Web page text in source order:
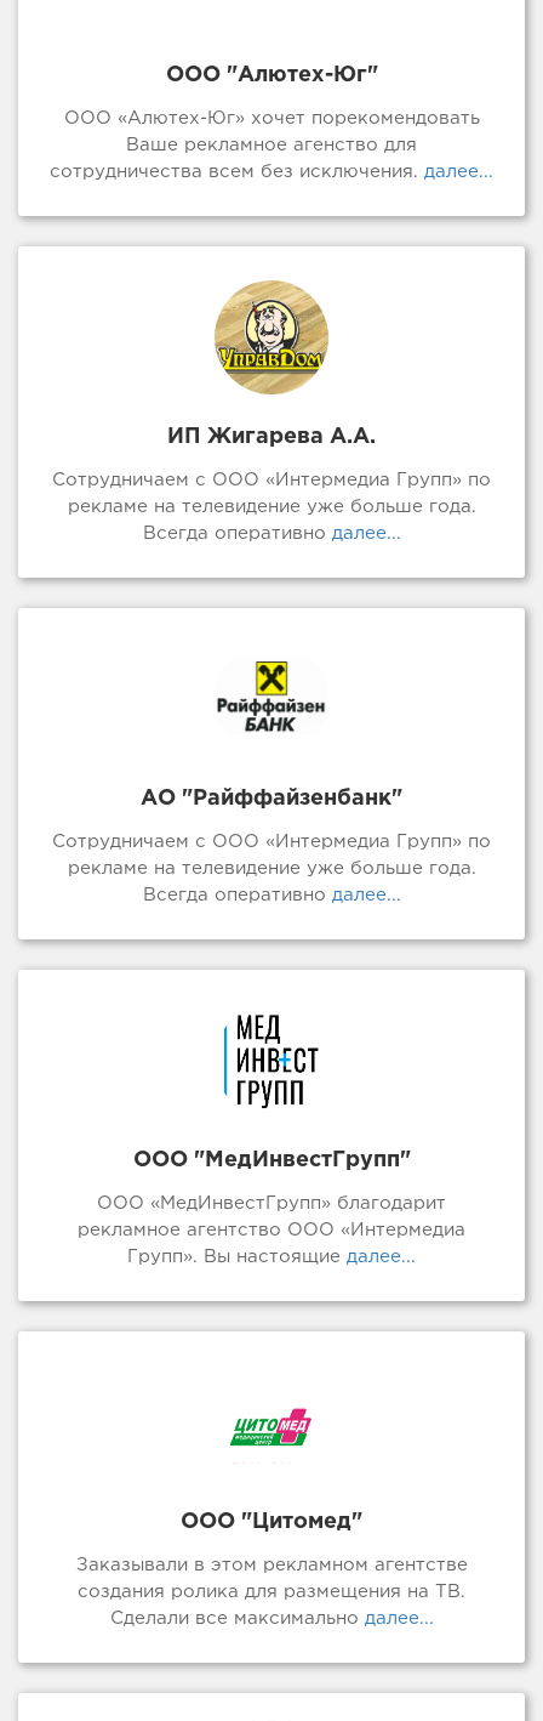
ООО "Алютех-Юг"
ООО «Алютех-Юг» хочет порекомендовать
Ваше рекламное агенство для
сотрудничества всем без исключения.
далее...
ИП Жигарева А.А.
Сотрудничаем с ООО «Интермедиа Групп» по
рекламе на телевидение уже больше года.
Всегда оперативно далее...
АО "Райффайзенбанк"
Сотрудничаем с ООО «Интермедиа Групп» по
рекламе на телевидение уже больше года.
Всегда оперативно далее...
ООО "МедИнвестГрупп"
ООО «МедИнвестГрупп» благодарит
рекламное агентство ООО «Интермедиа
Групп». Вы настоящие далее...
ООО "Цитомед"
Заказывали в этом рекламном агентстве
создания ролика для размещения на ТВ.
Сделали все максимально далее...